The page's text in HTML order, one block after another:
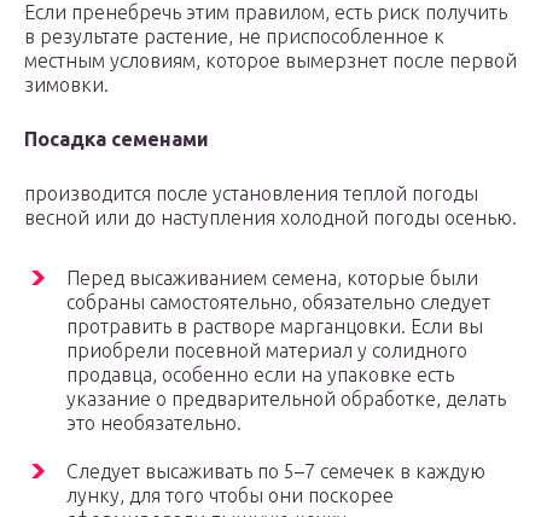
Если пренебречь этим правилом, есть риск получить
в результате растение, не приспособленное к
местным условиям, которое вымерзнет после первой
зимовки.
Посадка семенами
производится после установления теплой погоды
весной или до наступления холодной погоды осенью.
Перед высаживанием семена, которые были
собраны самостоятельно, обязательно следует
протравить в растворе марганцовки. Если вы
приобрели посевной материал у солидного
продавца, особенно если на упаковке есть
указание о предварительной обработке, делать
это необязательно.
Следует высаживать по 5–7 семечек в каждую
лунку, для того чтобы они поскорее